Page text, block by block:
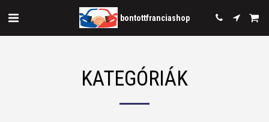
bontottfranciashop
KATEGÓRIÁK